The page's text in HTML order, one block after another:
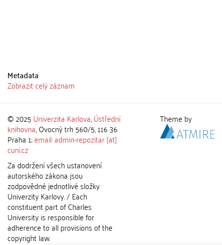
Metadata
Zobrazit celý záznam
© 2025 Univerzita Karlova,Ústřední
knihovna, Ovocný trh 560/5, 116 36
Praha 1;email: admin-repozitar [at]
cuni.cz
Za dodržení všech ustanovení
autorského zákona jsou
zodpovědné jednotlivé složky
Univerzity Karlovy. / Each
constituent part of Charles
University is responsible for
adherence to all provisions of the
copyright law.
Theme by